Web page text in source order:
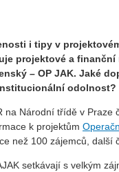
i tipy v
projektové a
– OP JAK. Jaké
odolnost?
na Národní třídě v
k projektům
než 100 zájemců, další
setkávají s velkým